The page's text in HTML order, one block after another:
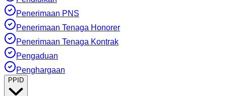
Penerimaan PNS
Penerimaan Tenaga Honorer
Penerimaan Tenaga Kontrak
Pengaduan
Penghargaan
PPID